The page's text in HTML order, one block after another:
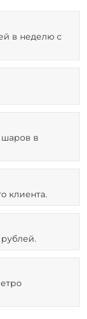
в неделю с
шаров в
клиента.